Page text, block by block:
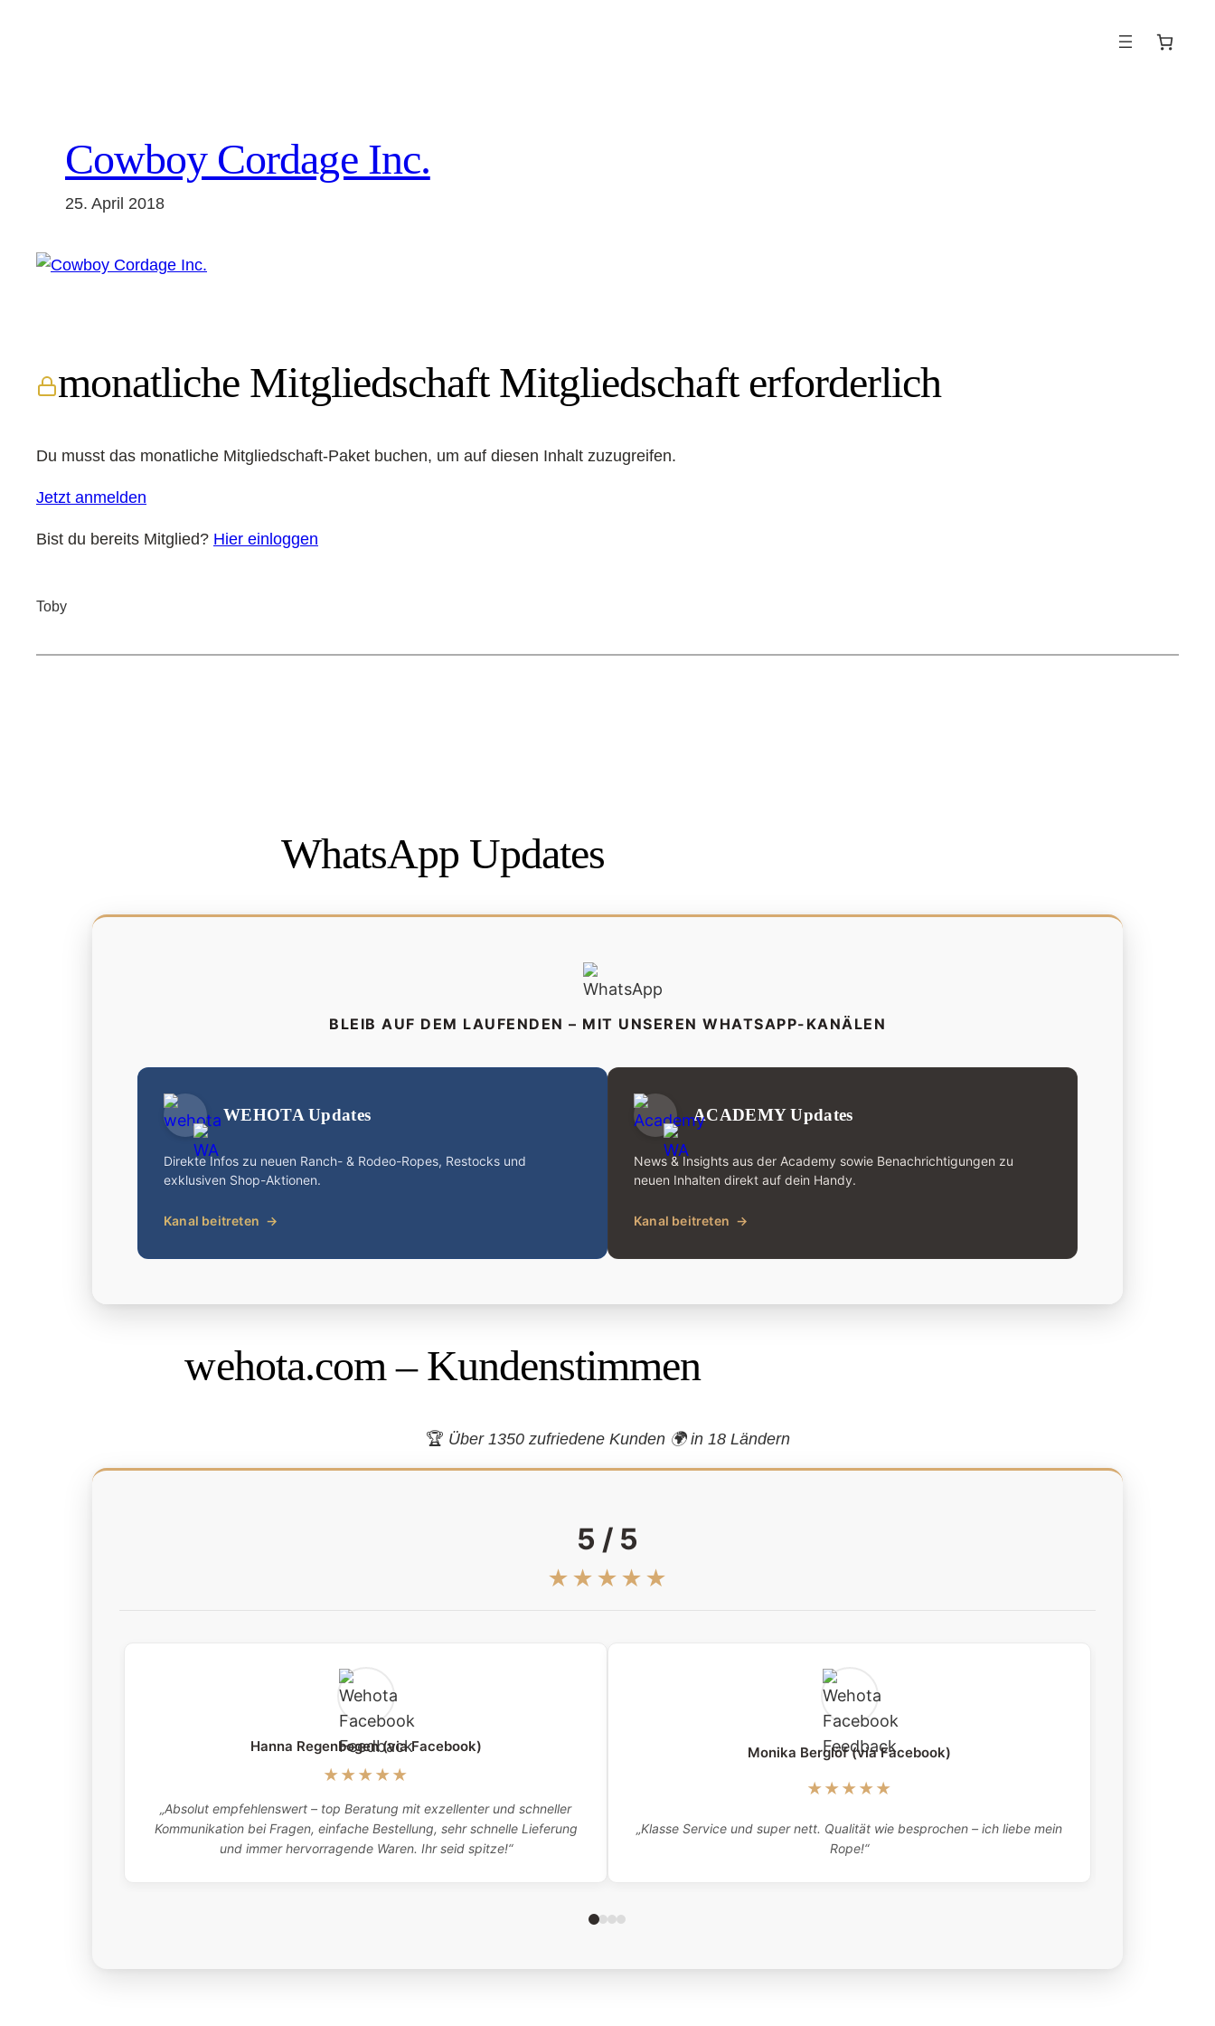
Cowboy Cordage Inc.
25. April 2018
monatliche Mitgliedschaft Mitgliedschaft erforderlich
Du musst das monatliche Mitgliedschaft-Paket buchen, um auf diesen Inhalt zuzugreifen.
Jetzt anmelden
Bist du bereits Mitglied? Hier einloggen
Toby
WhatsApp Updates
BLEIB AUF DEM LAUFENDEN – MIT UNSEREN WHATSAPP-KANÄLEN
WEHOTA Updates
Direkte Infos zu neuen Ranch- & Rodeo-Ropes, Restocks und
exklusiven Shop-Aktionen.
Kanal beitreten →
ACADEMY Updates
News & Insights aus der Academy sowie Benachrichtigungen zu
neuen Inhalten direkt auf dein Handy.
Kanal beitreten →
wehota.com – Kundenstimmen
🏆 Über 1350 zufriedene Kunden 🌍 in 18 Ländern
5 / 5
★★★★★
Hanna Regenbogen (via Facebook)
★★★★★
„Absolut empfehlenswert – top Beratung mit exzellenter und schneller
Kommunikation bei Fragen, einfache Bestellung, sehr schnelle Lieferung
und immer hervorragende Waren. Ihr seid spitze!“
Monika Berglöf (via Facebook)
★★★★★
„Klasse Service und super nett. Qualität wie besprochen – ich liebe mein
Rope!“